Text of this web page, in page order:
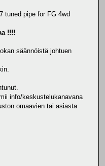
tuned pipe for FG 4wd
!!!!
säännöistä johtuen
info/keskustelukanavana
omaavien tai asiasta